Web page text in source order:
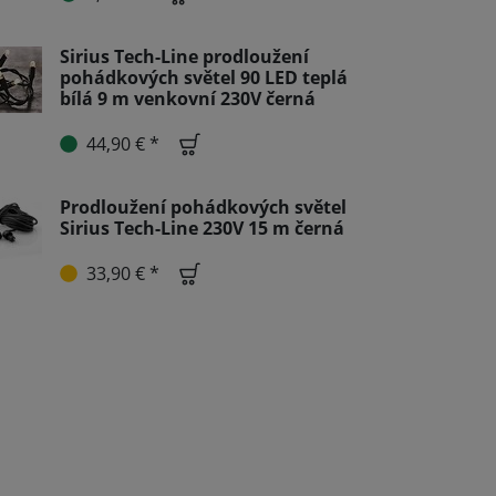
Sirius Tech-Line prodloužení
pohádkových světel 90 LED teplá
bílá 9 m venkovní 230V černá
44,90 € *
Prodloužení pohádkových světel
Sirius Tech-Line 230V 15 m černá
33,90 € *